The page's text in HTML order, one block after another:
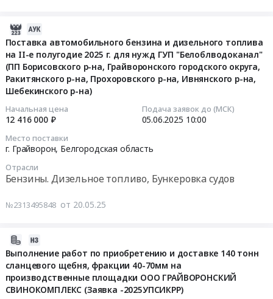
Поставка автомобильного бензина и дизельного топлива
на II-е полугодие 2025 г. для нужд ГУП "Белоблводоканал"
(ПП Борисовского р-на, Грайворонского городского округа,
Ракитянского р-на, Прохоровского р-на, Ивнянского р-на,
Шебекинского р-на)
Начальная цена
12 416 000 ₽
Подача заявок до (МСК)
05.06.2025 10:00
Место поставки
г. Грайворон, Белгородская область
Отрасли
Бензины. Дизельное топливо, Бункеровка судов
№2313495848 от 20.05.25
Выполнение работ по приобретению и доставке 140 тонн
сланцевого щебня, фракции 40-70мм на
производственные площадки ООО ГРАЙВОРОНСКИЙ
СВИНОКОМПЛЕКС (Заявка -2025УПСИКРР)